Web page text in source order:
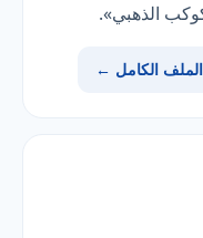
الذهبي».
الملف الكامل ←